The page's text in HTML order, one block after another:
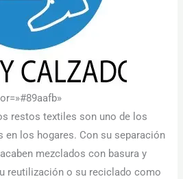
restos textiles son uno de los
en los hogares. Con su separación
mezclados con basura y
reutilización o su reciclado como